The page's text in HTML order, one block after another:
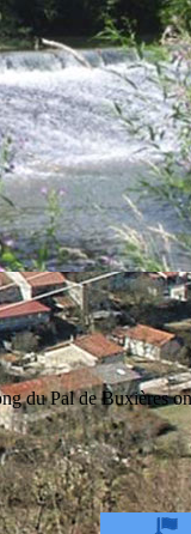
du Pal de Buxières